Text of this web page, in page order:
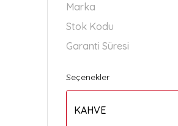
Marka
Stok Kodu
Garanti Süresi
Seçenekler